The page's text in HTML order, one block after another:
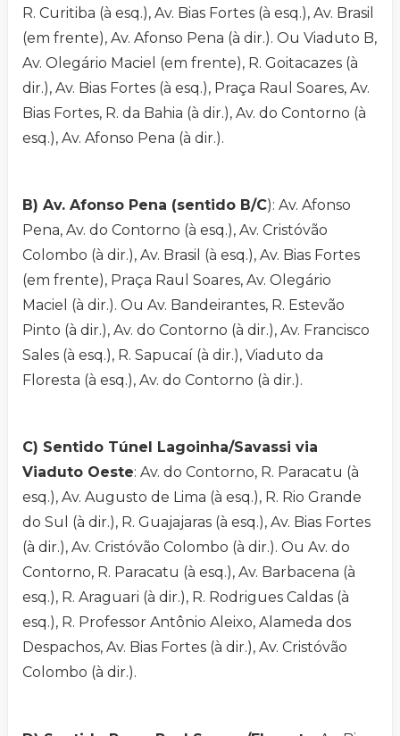
R. Curitiba (à esq.), Av. Bias Fortes (à esq.), Av. Brasil
(em frente), Av. Afonso Pena (à dir.). Ou Viaduto B,
Av. Olegário Maciel (em frente), R. Goitacazes (à
dir.), Av. Bias Fortes (à esq.), Praça Raul Soares, Av.
Bias Fortes, R. da Bahia (à dir.), Av. do Contorno (à
esq.), Av. Afonso Pena (à dir.).
B) Av. Afonso Pena (sentido B/C): Av. Afonso
Pena, Av. do Contorno (à esq.), Av. Cristóvão
Colombo (à dir.), Av. Brasil (à esq.), Av. Bias Fortes
(em frente), Praça Raul Soares, Av. Olegário
Maciel (à dir.). Ou Av. Bandeirantes, R. Estevão
Pinto (à dir.), Av. do Contorno (à dir.), Av. Francisco
Sales (à esq.), R. Sapucaí (à dir.), Viaduto da
Floresta (à esq.), Av. do Contorno (à dir.).
C) Sentido Túnel Lagoinha/Savassi via
Viaduto Oeste: Av. do Contorno, R. Paracatu (à
esq.), Av. Augusto de Lima (à esq.), R. Rio Grande
do Sul (à dir.), R. Guajajaras (à esq.), Av. Bias Fortes
(à dir.), Av. Cristóvão Colombo (à dir.). Ou Av. do
Contorno, R. Paracatu (à esq.), Av. Barbacena (à
esq.), R. Araguari (à dir.), R. Rodrigues Caldas (à
esq.), R. Professor Antônio Aleixo, Alameda dos
Despachos, Av. Bias Fortes (à dir.), Av. Cristóvão
Colombo (à dir.).